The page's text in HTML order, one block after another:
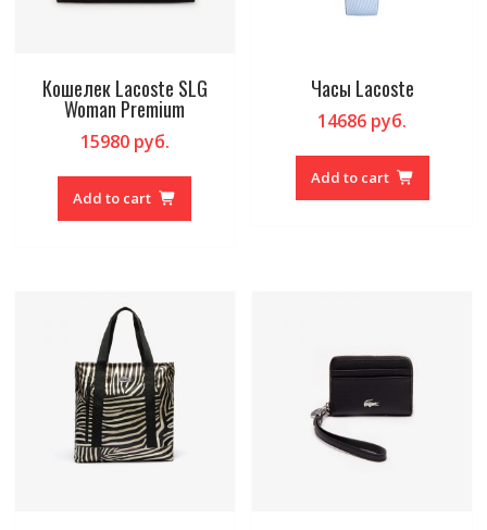
Кошелек Lacoste SLG
Woman Premium
15980руб.
Add to cart
Часы Lacoste
14686 руб.
Add to cart